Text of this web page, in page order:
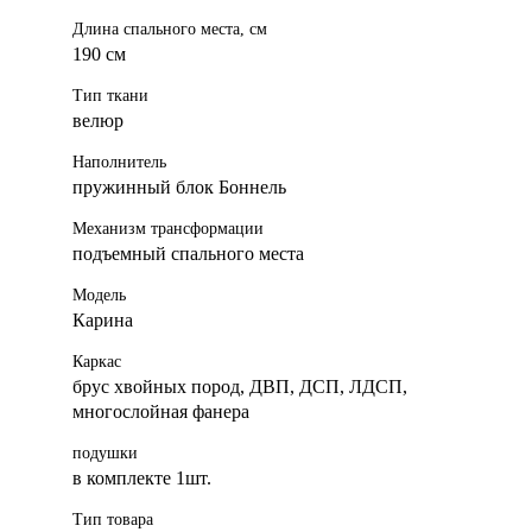
Длина спального места, см
190 см
Тип ткани
велюр
Наполнитель
пружинный блок Боннель
Механизм трансформации
подъемный спального места
Модель
Карина
Каркас
брус хвойных пород, ДВП, ДСП, ЛДСП,
многослойная фанера
подушки
в комплекте 1шт.
Тип товара